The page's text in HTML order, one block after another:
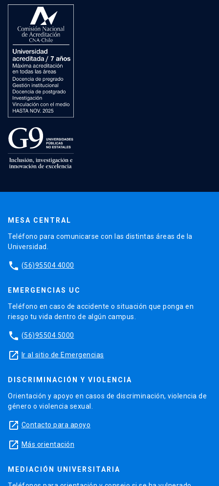
MESA CENTRAL
Teléfono para comunicarse con las distintas áreas de la
Universidad.
phone (56)95504 4000
EMERGENCIAS UC
Teléfono en caso de accidente o situación que ponga en
riesgo tu vida dentro de algún campus.
phone (56)95504 5000
launch Ir al sitio de Emergencias
DISCRIMINACIÓN Y VIOLENCIA
Orientación y apoyo en casos de discriminación, violencia de
género o violencia sexual.
launch Contacto para apoyo
launch Más orientación
MEDIACIÓN UNIVERSITARIA